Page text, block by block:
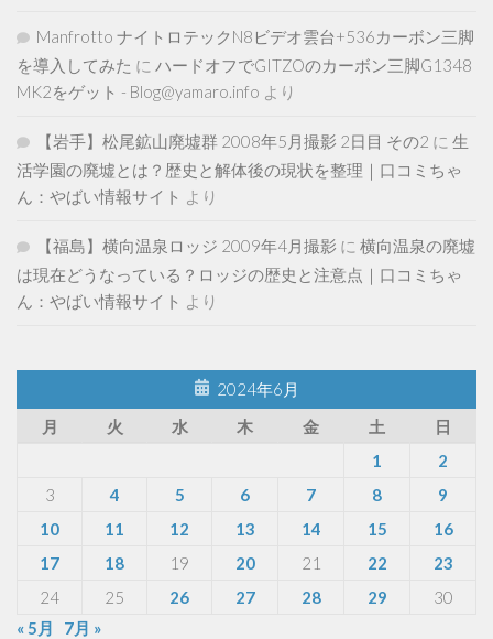
Manfrotto ナイトロテックN8ビデオ雲台+536カーボン三脚
を導入してみた に ハードオフでGITZOのカーボン三脚G1348
MK2をゲット - Blog@yamaro.info より
【岩手】松尾鉱山廃墟群 2008年5月撮影 2日目 その2 に 生
活学園の廃墟とは？歴史と解体後の現状を整理｜口コミちゃ
ん：やばい情報サイト より
【福島】横向温泉ロッジ 2009年4月撮影 に 横向温泉の廃墟
は現在どうなっている？ロッジの歴史と注意点｜口コミちゃ
ん：やばい情報サイト より
2024年6月
月
火 水 木 金 土
日
1
2
3
4 5 6 7 8
9
10
11 12 13 14 15
16
17
18 19 20 21 22
23
24
25 26 27 28 29
30
« 5月
7月 »